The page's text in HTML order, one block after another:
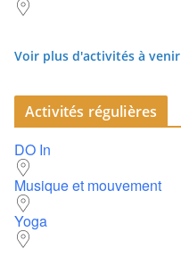
Voir plus d'activités à venir
Activités régulières
DO In
Musique et mouvement
Yoga